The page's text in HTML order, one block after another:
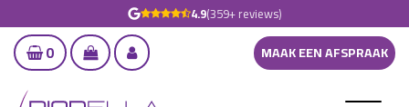
4.9(359+ reviews)
0 MAAK EEN AFSPRAAK